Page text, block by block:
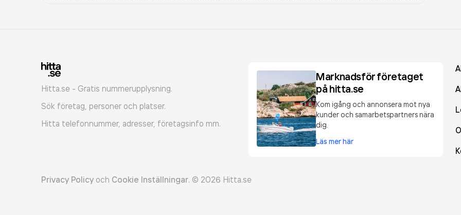
Hitta.se - Gratis nummerupplysning.
Sök företag, personer och platser.
Hitta telefonnummer, adresser, företagsinfo mm.
Marknadsför företaget
på hitta.se
Kom igång och annonsera mot nya
kunder och samarbetspartners nära
dig.
Läs mer här
Privacy Policy och Cookie Inställningar. © 2026 Hitta.se